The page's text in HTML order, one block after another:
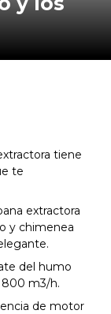
tiene
te
extractora
y chimenea
del humo
800 m3/h.
de motor